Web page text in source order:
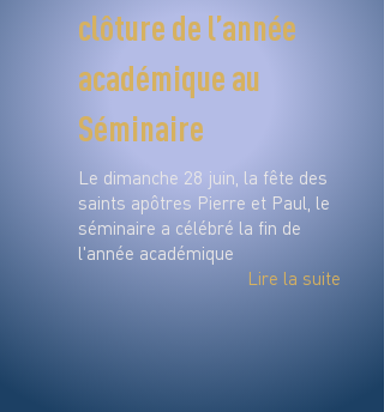
clôture de l’année
académique au
Séminaire
Le dimanche 28 juin, la fête des
saints apôtres Pierre et Paul, le
séminaire a célébré la fin de
l'année académique
Lire la suite